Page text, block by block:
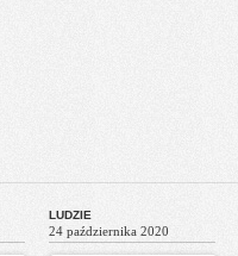
LUDZIE
24 października 2020